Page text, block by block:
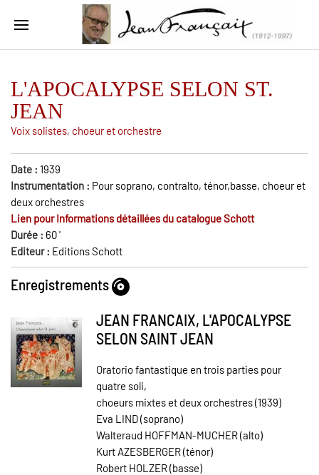
L'APOCALYPSE SELON ST.
JEAN
Voix solistes, choeur et orchestre
Date : 1939
Instrumentation : Pour soprano, contralto, ténor,basse, choeur et
deux orchestres
Lien pour Informations détaillées du catalogue Schott
Durée : 60'
Editeur : Editions Schott
Enregistrements
JEAN FRANCAIX, L'APOCALYPSE
SELON SAINT JEAN
Oratorio fantastique en trois parties pour
quatre soli,
choeurs mixtes et deux orchestres (1939)
Eva LIND (soprano)
Walteraud HOFFMAN-MUCHER (alto)
Kurt AZESBERGER (ténor)
Robert HOLZER (basse)